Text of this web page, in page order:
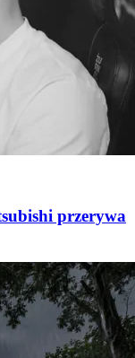
przerywa